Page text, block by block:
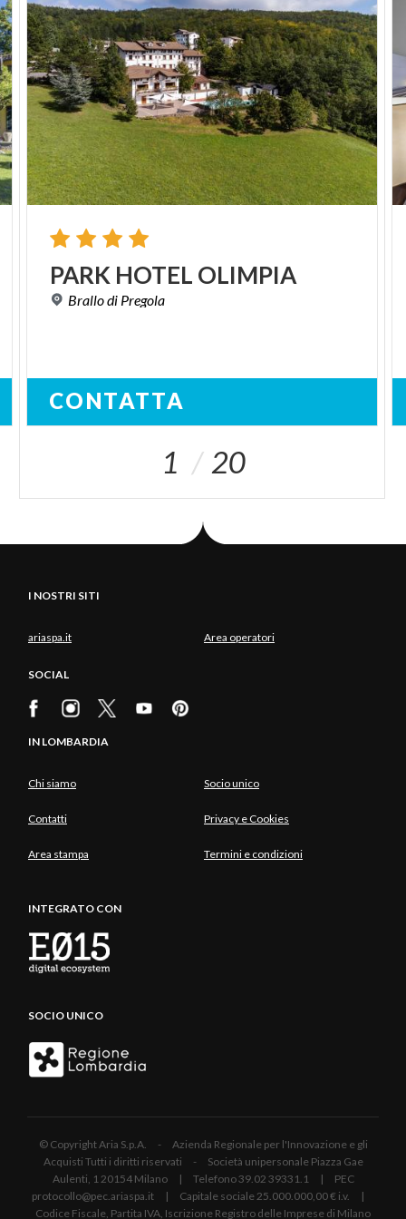
PARK HOTEL OLIMPIA
Brallodi Pregola
CONTATTA
1 20
I NOSTRI SITI
ariaspa.it Area operatori
SOCIAL
IN LOMBARDIA
Chi siamo Socio unico
Contatti Privacy e Cookies
Area stampa Termini e condizioni
INTEGRATO CON
SOCIO UNICO
© Copyright Aria S.p.A. - Azienda Regionale per l'Innovazione e gli
Acquisti Tutti i diritti riservati - Società unipersonale Piazza Gae
Aulenti, 1 20154 Milano | Telefono 39.02 39331.1 | PEC
protocollo@pec.ariaspa.it | Capitale sociale 25.000.000,00 € i.v. |
Codice Fiscale, Partita IVA, Iscrizione Registro delle Imprese di Milano